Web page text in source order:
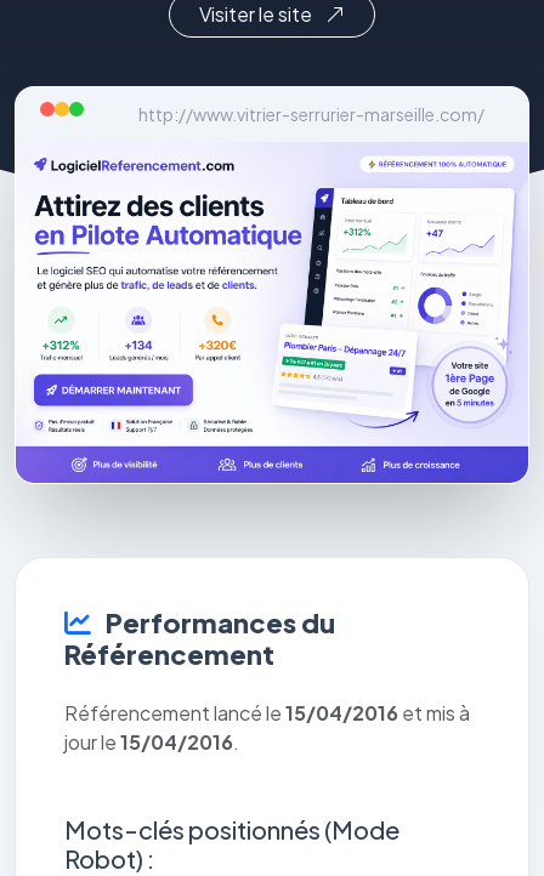
Visiter le site
http://www.vitrier-serrurier-marseille.com/
Performances du
Référencement
Référencement lancé le15/04/2016 et mis à
jour le15/04/2016.
Mots-clés positionnés (Mode
Robot) :